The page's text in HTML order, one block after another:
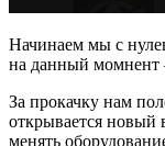
Начинаем мы с
на данный момнент
За прокачку нам
открывается новый
менять